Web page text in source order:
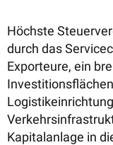
Höchste
durch das
Exporteure, ein
Kapitalanlage in